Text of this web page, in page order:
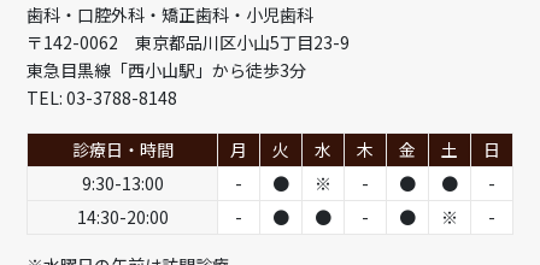
歯科・口腔外科・矯正歯科・小児歯科
〒142-0062 東京都品川区小山5丁目23-9
東急目黒線「西小山駅」から徒歩3分
TEL: 03-3788-8148
診療日・時間 月 火 水 木 金 土
日
9:30-13:00
- ● ※ - ● ●
-
14:30-20:00
- ● ● - ● ※
-